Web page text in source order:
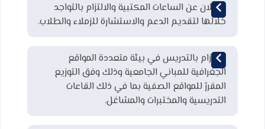
الإعلان عن الساعات المكتبية والالتزام بالتواجد
خلالها لتقديم الدعم والاستشارة للزملاء والطلاب.
الالتزام بالتدريس في بيئة متعددة المواقع
الجغرافية للمباني الجامعية وذلك وفق التوزيع
المقررّ للمواقع الصفية بما في ذلك القاعات
التدريسية والمختبرات والمشاغل.